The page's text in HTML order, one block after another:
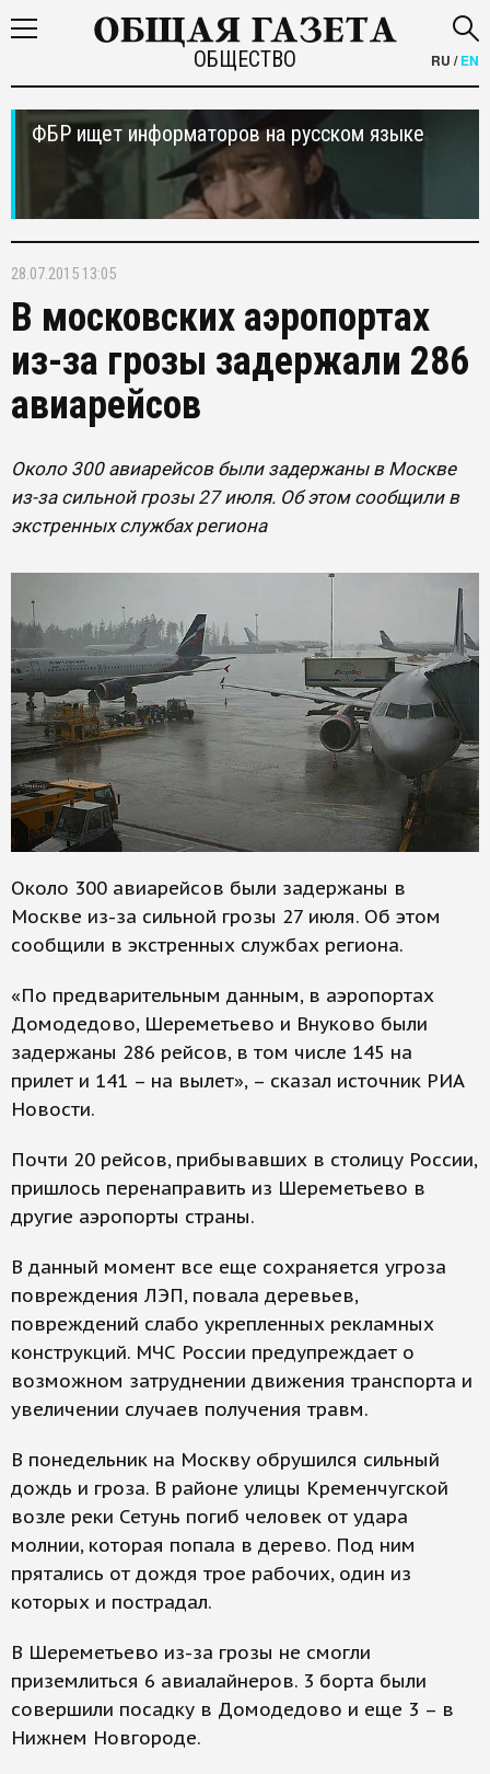
ОБЩЕСТВО RU /EN
ФБР ищет информаторов на русском языке
28.07.2015 13:05
В московских аэропортах
из-за грозы задержали 286
авиарейсов
Около 300 авиарейсов были задержаны в Москве
из-за сильной грозы 27 июля. Об этом сообщили в
экстренных службах региона
Около 300 авиарейсов были задержаны в
Москве из-за сильной грозы 27 июля. Об этом
сообщили в экстренных службах региона.
«По предварительным данным, в аэропортах
Домодедово, Шереметьево и Внуково были
задержаны 286 рейсов, в том числе 145 на
прилет и 141 – на вылет», – сказал источник РИА
Новости.
Почти 20 рейсов, прибывавших в столицу России,
пришлось перенаправить из Шереметьево в
другие аэропорты страны.
В данный момент все еще сохраняется угроза
повреждения ЛЭП, повала деревьев,
повреждений слабо укрепленных рекламных
конструкций. МЧС России предупреждает о
возможном затруднении движения транспорта и
увеличении случаев получения травм.
В понедельник на Москву обрушился сильный
дождь и гроза. В районе улицы Кременчугской
возле реки Сетунь погиб человек от удара
молнии, которая попала в дерево. Под ним
прятались от дождя трое рабочих, один из
которых и пострадал.
В Шереметьево из-за грозы не смогли
приземлиться 6 авиалайнеров. 3 борта были
совершили посадку в Домодедово и еще 3 – в
Нижнем Новгороде.